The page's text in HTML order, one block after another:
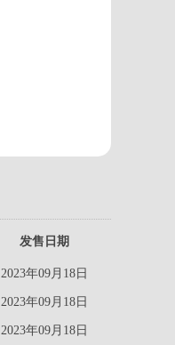
发售日期
2023年09月18日
2023年09月18日
2023年09月18日